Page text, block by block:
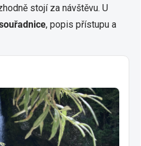
stojí za návštěvu. U
, popis přístupu a